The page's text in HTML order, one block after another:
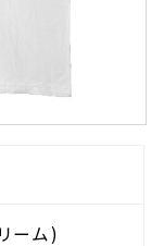
ーム)